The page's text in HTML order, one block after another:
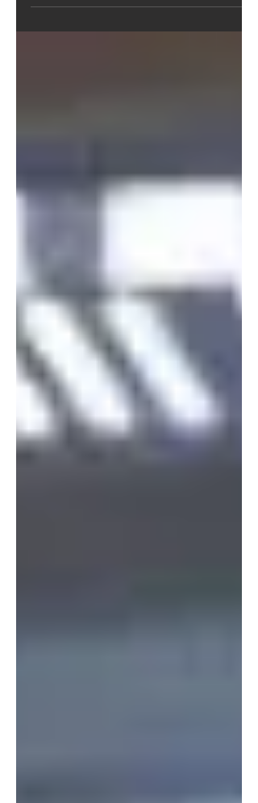
hija con amor y orgullo. No terminaba
de entender el porqué...